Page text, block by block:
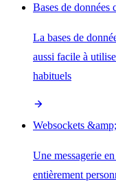
Bases de données
La bases de
aussi facile à
habituels
Websockets
Une messagerie
entièrement